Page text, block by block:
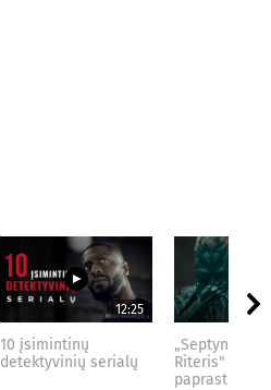
12:25
10 įsimintinų
detektyvinių serialų
„Septynių
Riteris" – kai
paprastumas